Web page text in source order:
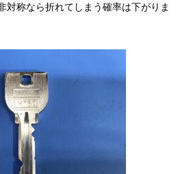
対称なら折れてしまう確率は下がりま